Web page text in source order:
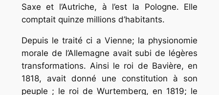
Saxe et l’Autriche, à l’est la Pologne. Elle
comptait quinze millions d’habitants.
Depuis le traité ci a Vienne; la physionomie
morale de l’Allemagne avait subi de légères
transformations. Ainsi le roi de Bavière, en
1818, avait donné une constitution à son
peuple ; le roi de Wurtemberg, en 1819; le